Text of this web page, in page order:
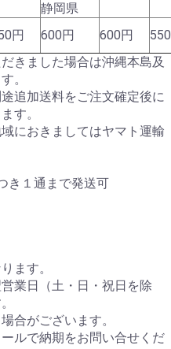
静岡県
円 600円 600円
きました場合は沖縄本島及
。
追加送料をご注文確定後に
す。
におきましてはヤマト運輸
き１通まで発送可
ます。
業日（土・日・祝日を除
合がございます。
ルで納期をお問い合せくだ